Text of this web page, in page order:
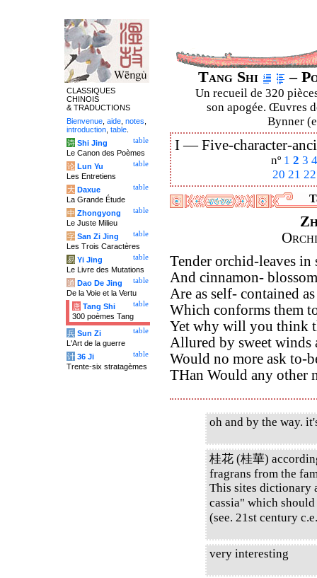
Tang Shi –
Un recueil de 320
son apogée. Œuvres
Bynner
I —Five-character-
nº 1 2 3 4
20 21 22
Tender orchid-leaves in
And cinnamon-
Are as self- contained
Which conforms them
Yet why will you think
Allured by sweet winds
Would no more ask to-
THan Would any other
oh and by the way.
桂花 (桂華)
fragrans from the
This sites dictionary
cassia" which
(see. 21st century
very interesting
CLASSIQUES
CHINOIS
& TRADUCTIONS
Bienvenue aide notes
introduction table
table
诗 Shi Jing
Le Canon des Poèmes
table
论 Lun Yu
Les Entretiens
table
大 Daxue
La Grande Étude
table
中 Zhongyong
Le Juste Milieu
table
字 San Zi Jing
Les Trois Caractères
table
易 Yi Jing
Le Livre des Mutations
table
道 Dao De Jing
De la Voie et la Vertu
table
唐 Tang Shi
300 poèmes Tang
table
兵 Sun Zi
L'Art de la guerre
table
计 36 Ji
Trente-six stratagèmes